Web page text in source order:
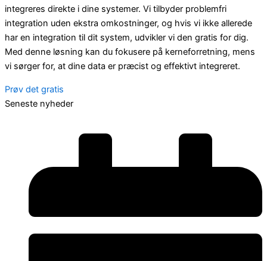
integreres direkte i dine systemer. Vi tilbyder problemfri
integration uden ekstra omkostninger, og hvis vi ikke allerede
har en integration til dit system, udvikler vi den gratis for dig.
Med denne løsning kan du fokusere på kerneforretning, mens
vi sørger for, at dine data er præcist og effektivt integreret.
Prøv det gratis
Seneste nyheder